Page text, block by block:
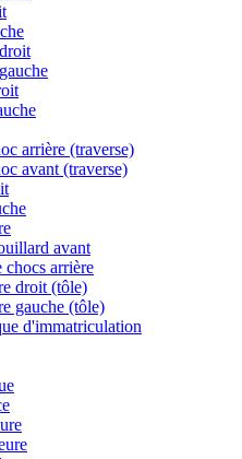
arrière (traverse)
avant (traverse)
avant
chocs arrière
droit (tôle)
gauche (tôle)
d'immatriculation